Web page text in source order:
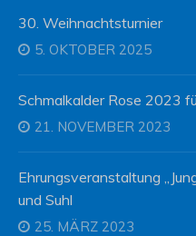
30. Weihnachtsturnier
5. OKTOBER 2025
Schmalkalder Rose 2023
21. NOVEMBER 2023
Ehrungsveranstaltung
und Suhl
25. MÄRZ 2023